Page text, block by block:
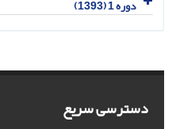
دوره 1 (1393)
دسترسی سریع